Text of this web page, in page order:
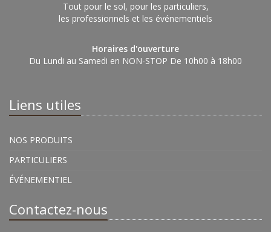
Tout pour le sol, pour les particuliers,
les professionnels et les événementiels
Horaires d'ouverture
Du Lundi au Samedi en NON-STOP De 10h00 à 18h00
Liens utiles
NOS PRODUITS
PARTICULIERS
ÉVÉNEMENTIEL
Contactez-nous